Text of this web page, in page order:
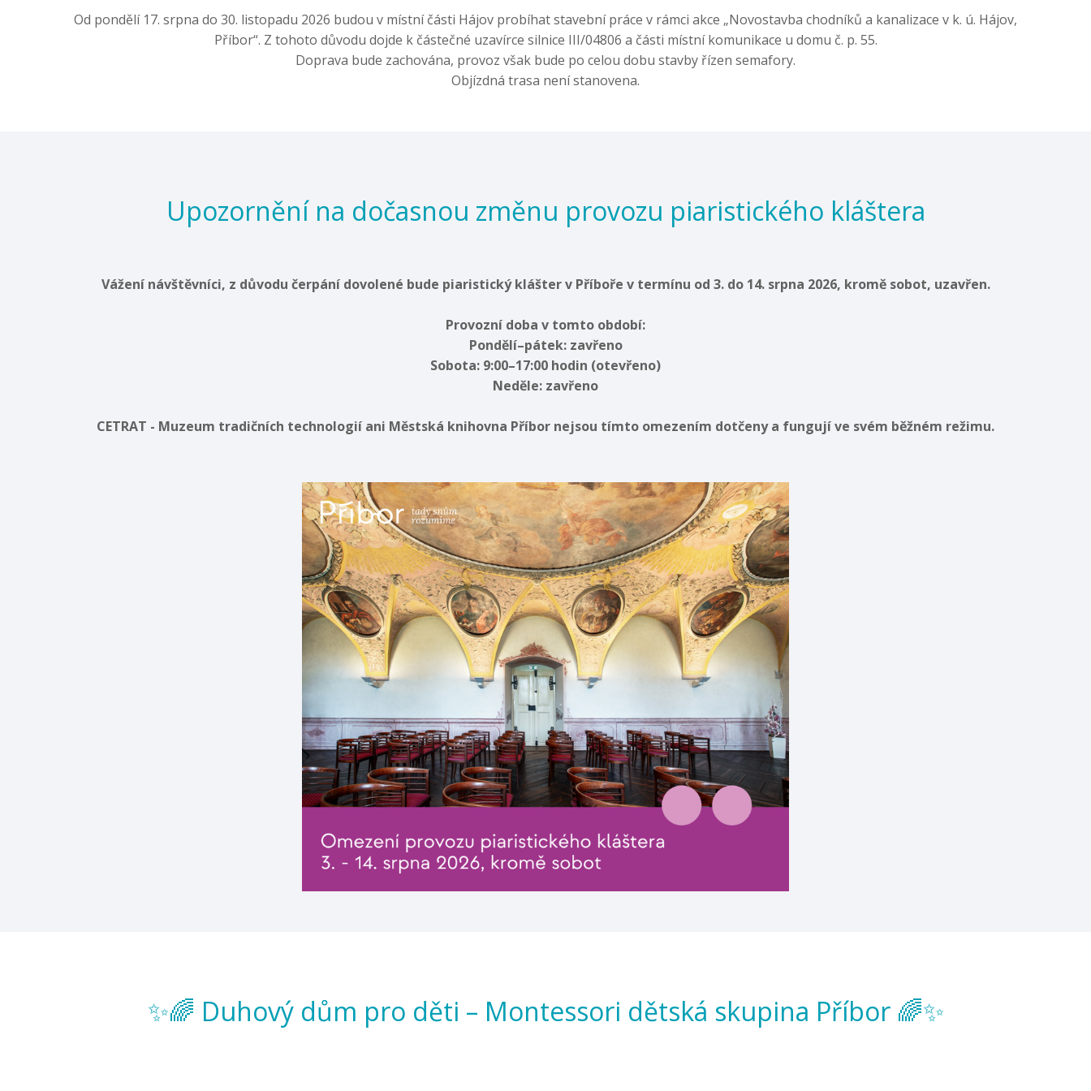
Od pondělí 17. srpna do 30. listopadu 2026 budou v místní části Hájov probíhat stavební práce v rámci akce „Novostavba chodníků a kanalizace v k. ú. Hájov,
Příbor“. Z tohoto důvodu dojde k částečné uzavírce silnice III/04806 a části místní komunikace u domu č. p. 55.
Doprava bude zachována, provoz však bude po celou dobu stavby řízen semafory.
Objízdná trasa není stanovena.
Upozornění na dočasnou změnu provozu piaristického kláštera
Vážení návštěvníci, z důvodu čerpání dovolené bude piaristický klášter v Příboře v termínu od 3. do 14. srpna 2026, kromě sobot, uzavřen.
Provozní doba v tomto období:
Pondělí–pátek: zavřeno
Sobota: 9:00–17:00 hodin (otevřeno)
Neděle: zavřeno
CETRAT - Muzeum tradičních technologií ani Městská knihovna Příbor nejsou tímto omezením dotčeny a fungují ve svém běžném režimu.
✨🌈 Duhový dům pro děti – Montessori dětská skupina Příbor 🌈✨